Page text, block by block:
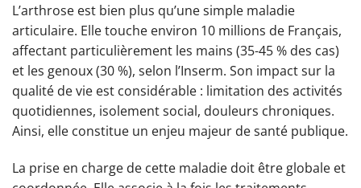
L’arthrose est bien plus qu’une simple maladie
articulaire. Elle touche environ 10 millions de Français,
affectant particulièrement les mains (35-45 % des cas)
et les genoux (30 %), selon l’Inserm. Son impact sur la
qualité de vie est considérable : limitation des activités
quotidiennes, isolement social, douleurs chroniques.
Ainsi, elle constitue un enjeu majeur de santé publique.
La prise en charge de cette maladie doit être globale et